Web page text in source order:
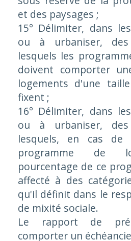
et des paysages ;
15° Délimiter, dans
ou à urbaniser,
lesquels les
doivent comporter
logements d'une
fixent ;
16° Délimiter, dans
ou à urbaniser,
lesquels, en cas de
programme de
pourcentage de ce
affecté à des
qu'il définit dans le
de mixité sociale.
Le rapport de
comporter un